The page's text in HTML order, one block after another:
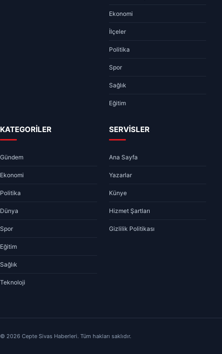
Ekonomi
İlçeler
Politika
Spor
Sağlık
Eğitim
KATEGORİLER
Gündem
Ekonomi
Politika
Dünya
Spor
Eğitim
Sağlık
Teknoloji
SERVİSLER
Ana Sayfa
Yazarlar
Künye
Hizmet Şartları
Gizlilik Politikası
© 2026 Cepte Sivas Haberleri. Tüm hakları saklıdır.